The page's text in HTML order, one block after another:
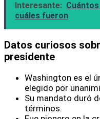
Interesante:
cuáles fueron
Datos curiosos
presidente
Washington es el
elegido por
Su mandato duró
términos.